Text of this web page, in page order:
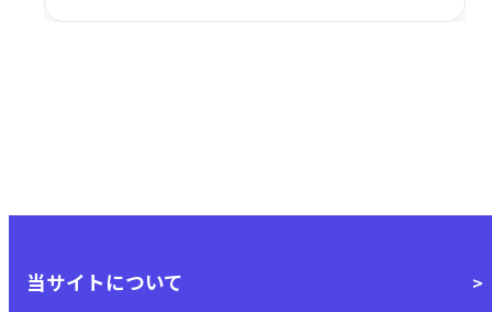
当サイトについて